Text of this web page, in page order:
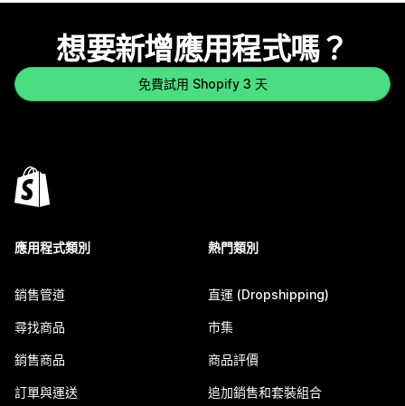
想要新增應用程式嗎？
免費試用 Shopify 3 天
應用程式類別
銷售管道
尋找商品
銷售商品
訂單與運送
熱門類別
直運 (Dropshipping)
市集
商品評價
追加銷售和套裝組合